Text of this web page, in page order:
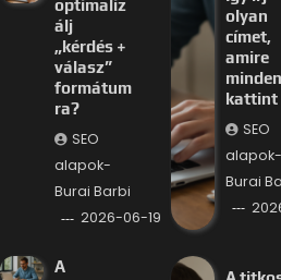
optimaliz
álj
„kérdés +
válasz”
formátum
ra?
SEO
alapok-
Burai Barbi
2026-06-19
olyan
címet,
amire
kattint
SEO
alapok-
Burai
A